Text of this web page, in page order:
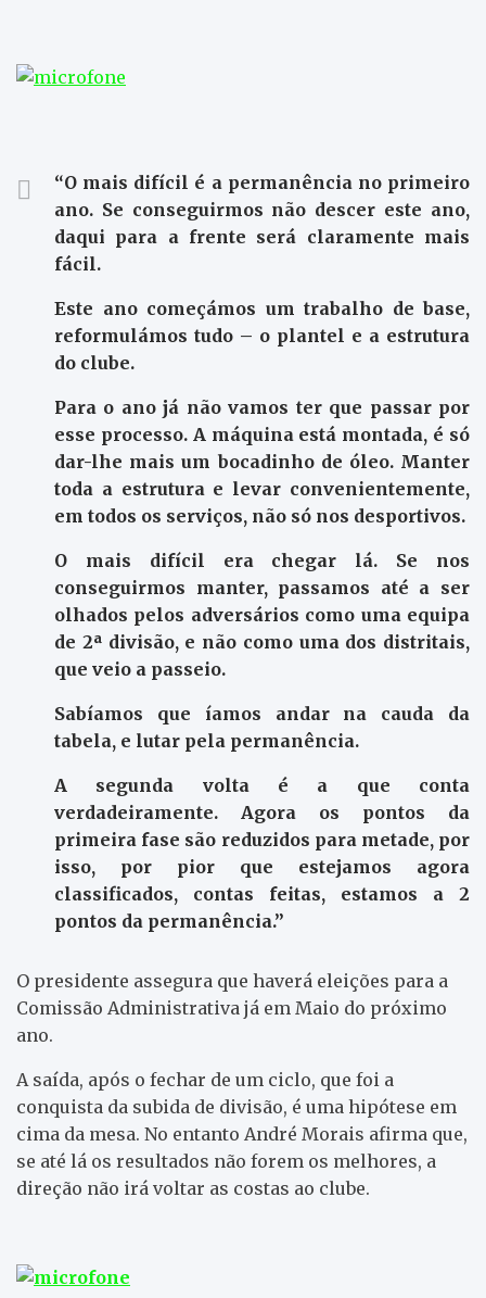
“O mais difícil é a permanência no primeiro
ano. Se conseguirmos não descer este ano,
daqui para a frente será claramente mais
fácil.
Este ano começámos um trabalho de base,
reformulámos tudo – o plantel e a estrutura
do clube.
Para o ano já não vamos ter que passar por
esse processo. A máquina está montada, é só
dar-lhe mais um bocadinho de óleo. Manter
toda a estrutura e levar convenientemente,
em todos os serviços, não só nos desportivos.
O mais difícil era chegar lá. Se nos
conseguirmos manter, passamos até a ser
olhados pelos adversários como uma equipa
de 2ª divisão, e não como uma dos distritais,
que veio a passeio.
Sabíamos que íamos andar na cauda da
tabela, e lutar pela permanência.
A segunda volta é a que conta
verdadeiramente. Agora os pontos da
primeira fase são reduzidos para metade, por
isso, por pior que estejamos agora
classificados, contas feitas, estamos a 2
pontos da permanência.”
O presidente assegura que haverá eleições para a
Comissão Administrativa já em Maio do próximo
ano.
A saída, após o fechar de um ciclo, que foi a
conquista da subida de divisão, é uma hipótese em
cima da mesa. No entanto André Morais afirma que,
se até lá os resultados não forem os melhores, a
direção não irá voltar as costas ao clube.